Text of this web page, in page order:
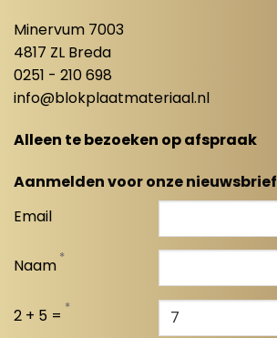
Minervum 7003
4817 ZL Breda
0251 - 210 698
info@blokplaatmateriaal.nl
Alleen te bezoeken op afspraak
Aanmelden voor onze nieuwsbrief
Email
Naam *
2 + 5 = *